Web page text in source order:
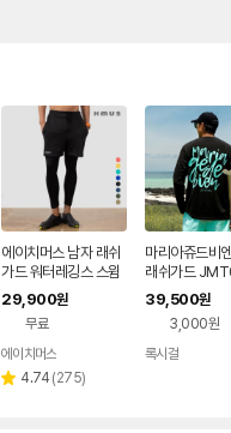
에이치머스 남자 래쉬
가드 워터레깅스 스윔
팬츠 일체형 수영복 바
지 빅사이즈 비치웨어
29,900원
무료
에이치머스
별 4.74 리
(275)
마리아쥬드비
래쉬가드
39,500원
3,000원
록시걸